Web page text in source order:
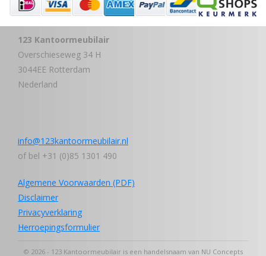
123 Kantoormeubilair
Overschieseweg 34 H
3044EE Rotterdam
Nederland
info@123kantoormeubilair.nl
of bel +31 (0)85 1301 490
Algemene Voorwaarden (PDF)
Disclaimer
Privacyverklaring
Herroepingsformulier
© 2026 - 123 Kantoormeubilair is een handelsnaam van NU Concepts